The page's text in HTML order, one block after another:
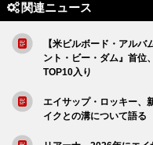
関連ニュース
【米ビルボード・アル
ント・ビー・ダム』首位
TOP10入り
エイサップ・ロッキー、
イクとの溝について語る